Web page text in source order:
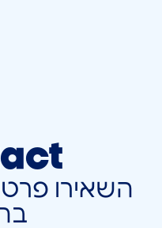
השאירו